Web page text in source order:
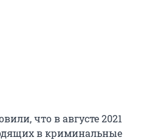
что в августе 2021
в криминальные